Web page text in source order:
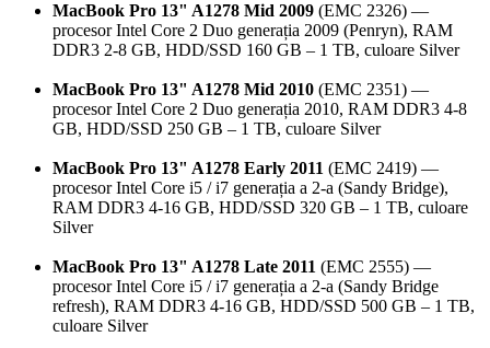
MacBook Pro 13" A1278 Mid 2009 (EMC 2326) —
procesor Intel Core 2 Duo generația 2009 (Penryn), RAM
DDR3 2-8 GB, HDD/SSD 160 GB – 1 TB, culoare Silver
MacBook Pro 13" A1278 Mid 2010 (EMC 2351) —
procesor Intel Core 2 Duo generația 2010, RAM DDR3 4-8
GB, HDD/SSD 250 GB – 1 TB, culoare Silver
MacBook Pro 13" A1278 Early 2011 (EMC 2419) —
procesor Intel Core i5 / i7 generația a 2-a (Sandy Bridge),
RAM DDR3 4-16 GB, HDD/SSD 320 GB – 1 TB, culoare
Silver
MacBook Pro 13" A1278 Late 2011 (EMC 2555) —
procesor Intel Core i5 / i7 generația a 2-a (Sandy Bridge
refresh), RAM DDR3 4-16 GB, HDD/SSD 500 GB – 1 TB,
culoare Silver